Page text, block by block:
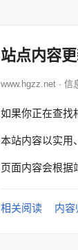
站点内容
www.hgzz.net · 信
如果你正在查找
本站内容以实用
页面内容会根据
相关阅读 内容